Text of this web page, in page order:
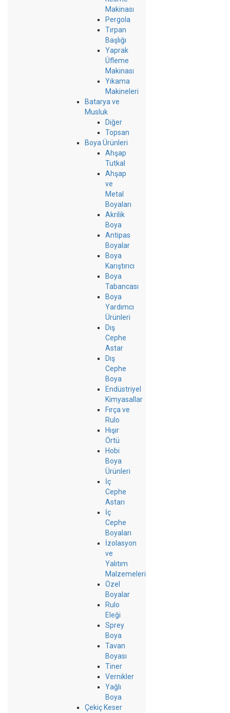
Makinası
Pergola
Tırpan
Başlığı
Yaprak
Üfleme
Makinası
Yıkama
Makineleri
Batarya ve
Musluk
Diğer
Topsan
Boya Ürünleri
Ahşap
Tutkal
Ahşap
ve
Metal
Boyaları
Akrilik
Boya
Antipas
Boyalar
Boya
Karıştırıcı
Boya
Tabancası
Boya
Yardımcı
Ürünleri
Dış
Cephe
Astar
Dış
Cephe
Boya
Endüstriyel
Kimyasallar
Fırça ve
Rulo
Hışır
Örtü
Hobi
Boya
Ürünleri
İç
Cephe
Astarı
İç
Cephe
Boyaları
İzolasyon
ve
Yalıtım
Malzemeleri
Özel
Boyalar
Rulo
Eleği
Sprey
Boya
Tavan
Boyası
Tiner
Vernikler
Yağlı
Boya
Çekiç Keser